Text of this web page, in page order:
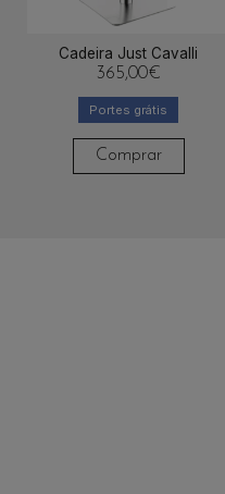
Cadeira Just Cavalli
365,00€
Portes grátis
Comprar